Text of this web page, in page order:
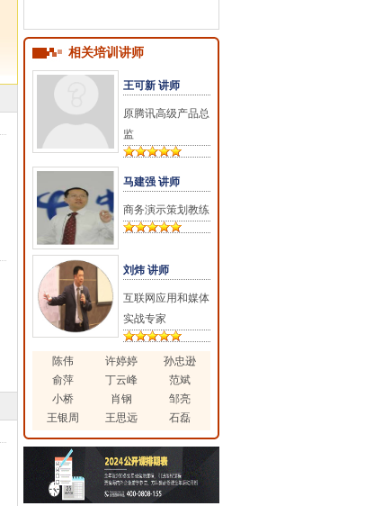
相关培训讲师
王可新 讲师
原腾讯高级产品总
监
马建强 讲师
商务演示策划教练
刘炜 讲师
互联网应用和媒体
实战专家
陈伟 许婷婷
孙忠逊
俞萍
丁云峰
范斌
小桥
肖钢
邹亮
王银周
王思远 石磊